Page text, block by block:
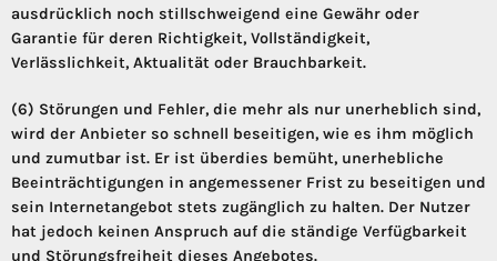
ausdrücklich noch stillschweigend eine Gewähr oder
Garantie für deren Richtigkeit, Vollständigkeit,
Verlässlichkeit, Aktualität oder Brauchbarkeit.
(6) Störungen und Fehler, die mehr als nur unerheblich sind,
wird der Anbieter so schnell beseitigen, wie es ihm möglich
und zumutbar ist. Er ist überdies bemüht, unerhebliche
Beeinträchtigungen in angemessener Frist zu beseitigen und
sein Internetangebot stets zugänglich zu halten. Der Nutzer
hat jedoch keinen Anspruch auf die ständige Verfügbarkeit
und Störungsfreiheit dieses Angebotes.